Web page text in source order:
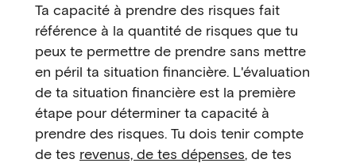
Ta capacité à prendre des risques fait
référence à la quantité de risques que tu
peux te permettre de prendre sans mettre
en péril ta situation financière. L'évaluation
de ta situation financière est la première
étape pour déterminer ta capacité à
prendre des risques. Tu dois tenir compte
de tes revenus, de tes dépenses, de tes